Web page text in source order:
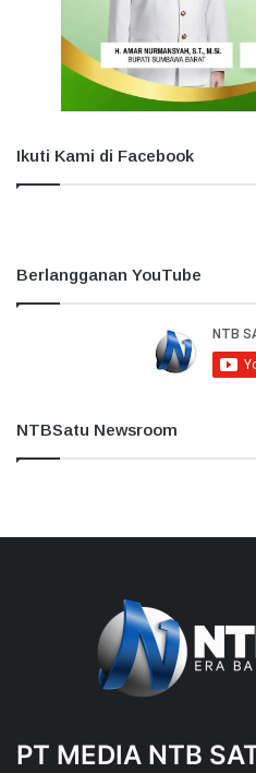
Ikuti Kami di Facebook
Berlangganan YouTube
NTBSatu Newsroom
PT MEDIA NTB